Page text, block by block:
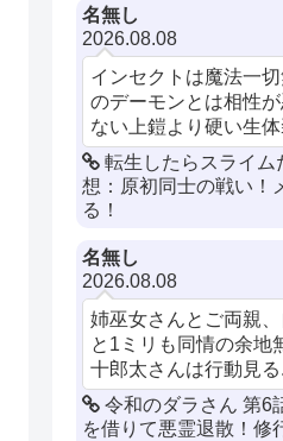
名無し
2026.08.08
インセクトは魔法一
のデーモンとは相性
ない上鎧より硬い生
転生したらスライム
想：原初同士の戦い！
る！
名無し
2026.08.08
姉巫女さんとご両親
と1ミリも同情の余地
十郎太さんは行動見る
令和のダラさん 第6
を借りて悪霊退散！修